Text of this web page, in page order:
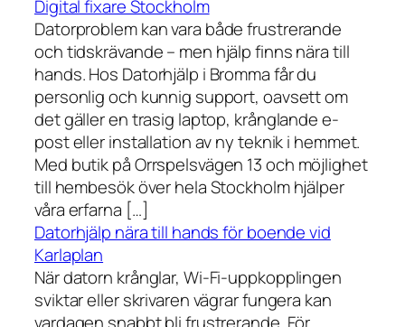
Digital fixare Stockholm
Datorproblem kan vara både frustrerande
och tidskrävande – men hjälp finns nära till
hands. Hos Datorhjälp i Bromma får du
personlig och kunnig support, oavsett om
det gäller en trasig laptop, krånglande e-
post eller installation av ny teknik i hemmet.
Med butik på Orrspelsvägen 13 och möjlighet
till hembesök över hela Stockholm hjälper
våra erfarna […]
Datorhjälp nära till hands för boende vid
Karlaplan
När datorn krånglar, Wi-Fi-uppkopplingen
sviktar eller skrivaren vägrar fungera kan